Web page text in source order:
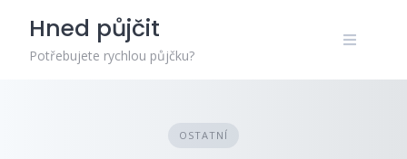
content
Hned půjčit
Potřebujete rychlou půjčku?
OSTATNÍ